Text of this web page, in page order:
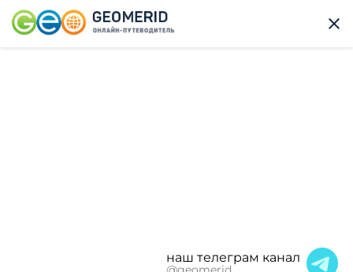
наш телеграм канал